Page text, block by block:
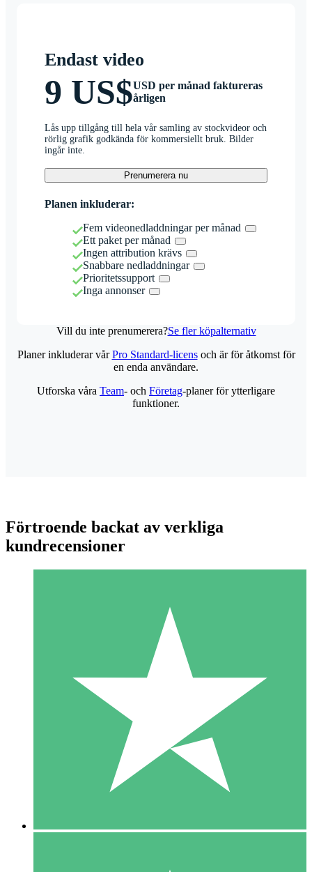
Endast video
9 US$USD per månad faktureras
årligen
Lås upp tillgång till hela vår samling av stockvideor och
rörlig grafik godkända för kommersiellt bruk. Bilder
ingår inte.
Prenumerera nu
Planen inkluderar:
Fem videonedladdningar per månad
Ett paket per månad
Ingen attribution krävs
Snabbare nedladdningar
Prioritetssupport
Inga annonser
Vill du inte prenumerera?Se fler köpalternativ
Individuella Kreditpaket
Betala per användning med nedladdningskrediter. Inget
1 Nedladdningar
10 00
Planer inkluderar vårPro Standard-licensoch är för åtkomst för
en enda användare.
Utforska våra Team- och Företag-planer för ytterligare
funktioner.
Förtroende backat av verkliga
kundrecensioner